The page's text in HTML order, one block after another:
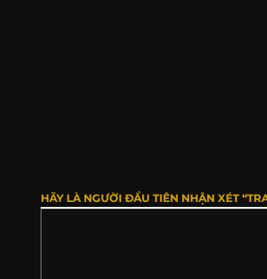
HÃY LÀ NGƯỜI ĐẦU TIÊN NHẬN XÉT